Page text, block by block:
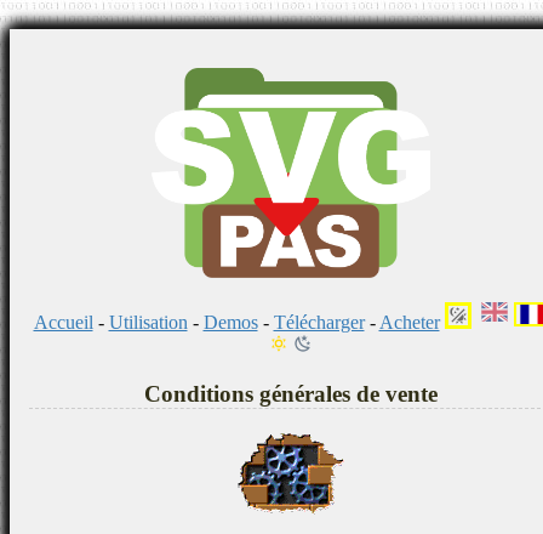
Accueil - Utilisation - Demos- Télécharger- Acheter
Conditions générales de vente